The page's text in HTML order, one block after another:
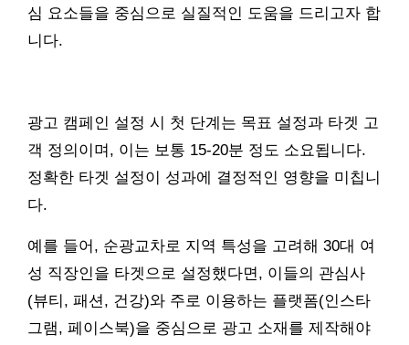
심 요소들을 중심으로 실질적인 도움을 드리고자 합
니다.
광고 캠페인 설정 시 첫 단계는 목표 설정과 타겟 고
객 정의이며, 이는 보통 15-20분 정도 소요됩니다.
정확한 타겟 설정이 성과에 결정적인 영향을 미칩니
다.
예를 들어, 순광교차로 지역 특성을 고려해 30대 여
성 직장인을 타겟으로 설정했다면, 이들의 관심사
(뷰티, 패션, 건강)와 주로 이용하는 플랫폼(인스타
그램, 페이스북)을 중심으로 광고 소재를 제작해야